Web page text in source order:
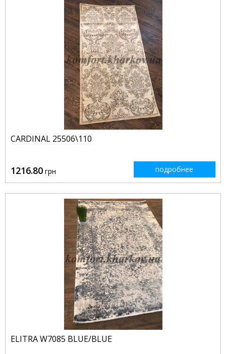
CARDINAL 25506\110
1216.80 грн подробнее
ELITRA W7085 BLUE/BLUE